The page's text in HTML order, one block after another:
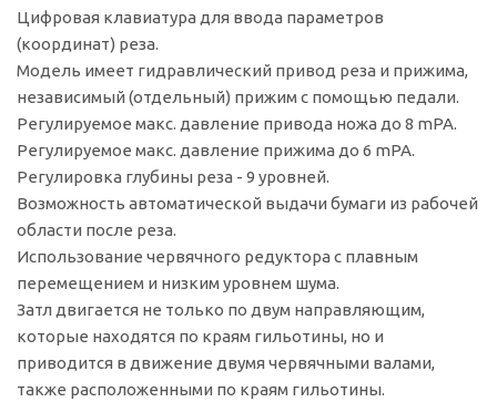
Цифровая клавиатура для ввода параметров
(координат) реза.
Модель имеет гидравлический привод реза и прижима,
независимый (отдельный) прижим с помощью педали.
Регулируемое макс. давление привода ножа до 8 mPA.
Регулируемое макс. давление прижима до 6 mPA.
Регулировка глубины реза - 9 уровней.
Возможность автоматической выдачи бумаги из рабочей
области после реза.
Использование червячного редуктора с плавным
перемещением и низким уровнем шума.
Затл двигается не только по двум направляющим,
которые находятся по краям гильотины, но и
приводится в движение двумя червячными валами,
также расположенными по краям гильотины.